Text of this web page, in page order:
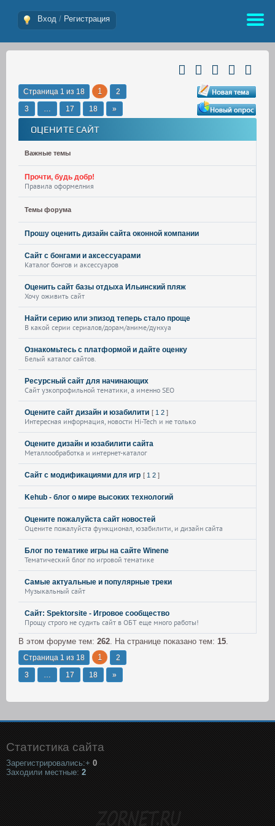
Вход / Регистрация
Страница 1 из 18 1
2
3
… 17 18 »
ОЦЕНИТЕ САЙТ
Важные темы
Прочти, будь добр!
Правила оформелния
Темы форума
Прошу оценить дизайн сайта оконной компании
Сайт с бонгами и аксессуарами
Каталог бонгов и аксессуаров
Оценить сайт базы отдыха Ильинский пляж
Хочу оживить сайт
Найти серию или эпизод теперь стало проще
В какой серии сериалов/дорам/аниме/дунхуа
Ознакомьтесь с платформой и дайте оценку
Белый каталог сайтов.
Ресурсный сайт для начинающих
Сайт узкопрофильной тематики, а именно SEO
Оцените сайт дизайн и юзабилити [ 1 2 ]
Интересная информация, новости Hi-Tech и не только
Оцените дизайн и юзабилити сайта
Металлообработка и интернет-каталог
Сайт с модификациями для игр [ 1 2 ]
Kehub - блог о мире высоких технологий
Оцените пожалуйста сайт новостей
Оцените пожалуйста функционал, юзабилити, и дизайн сайта
Блог по тематике игры на сайте Winene
Тематический блог по игровой тематике
Самые актуальные и популярные треки
Музыкальный сайт
Сайт: Spektorsite - Игровое сообщество
Прощу строго не судить сайт в ОБТ еще много работы!
В этом форуме тем: 262. На странице показано тем: 15.
Страница 1 из 18 1
2
3
… 17 18 »
Статистика сайта
Зарегистрировались:+ 0
Заходили местные: 2